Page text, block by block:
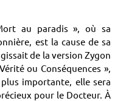
au paradis », où sa
est la cause de sa
de la version Zygon
ou Conséquences »,
importante, elle sera
pour le Docteur. À